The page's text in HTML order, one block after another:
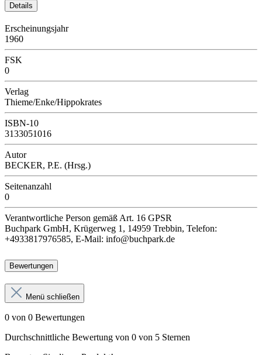
Details
Erscheinungsjahr
1960
FSK
0
Verlag
Thieme/Enke/Hippokrates
ISBN-10
3133051016
Autor
BECKER, P.E. (Hrsg.)
Seitenanzahl
0
Verantwortliche Person gemäß Art. 16 GPSR
Buchpark GmbH, Krügerweg 1, 14959 Trebbin, Telefon:
+4933817976585, E-Mail: info@buchpark.de
Bewertungen
Menü schließen
0 von 0 Bewertungen
Durchschnittliche Bewertung von 0 von 5 Sternen